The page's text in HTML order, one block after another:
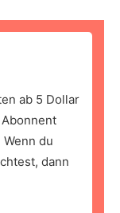
ab 5 Dollar
du
dann